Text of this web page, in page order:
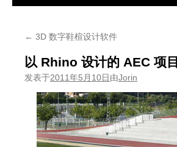
← 3D 数字鞋楦设计软件
以 Rhino 设计的 AEC 项目
发表于2011年5月10日由Jorin